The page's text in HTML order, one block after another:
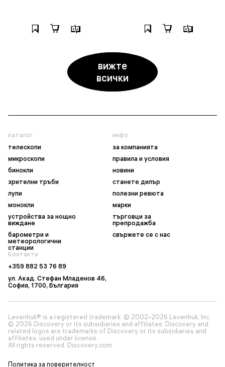
вижте
всички
каталог
телескопи
микроскопи
бинокли
зрителни тръби
лупи
монокли
устройства за нощно
виждане
барометри и
метеорологични
станции
инфо
за компанията
правила и условия
новини
станете дилър
полезни ревюта
марки
търговци за
препродажба
свържете се с нас
Контакти
+359 882 53 76 89
ул. Акад. Стефан Младенов 46,
София, 1700, България
Levenhuk® is a registered trademark. © 2002–2026 Levenhuk, Inc.
© 2026 Discovery or its subsidiaries and affiliates. Discovery and
related logos are trademarks of Discovery or its subsidiaries and
affiliates, used under license.
All rights reserved. Discovery.com
Политика за поверителност